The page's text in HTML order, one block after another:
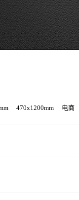
470x1200mm 电商